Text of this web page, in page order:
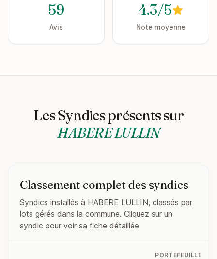
59
Avis
4.3/5
Note moyenne
Les Syndics présents sur
HABERE LULLIN
Classement complet des syndics
Syndics installés à HABERE LULLIN, classés par
lots gérés dans la commune. Cliquez sur un
syndic pour voir sa fiche détaillée
PORTEFEUILLE